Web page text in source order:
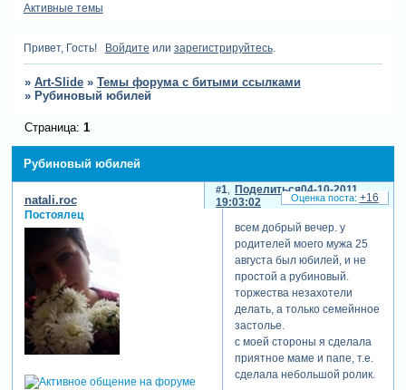
Активные темы
Привет, Гость! Войдите или зарегистрируйтесь.
» Art-Slide » Темы форума с битыми ссылками
» Рубиновый юбилей
Рубиновый юбилей
Страница: 1
Поделиться
1
04-10-2011
19:03:02
natali.roc
Постоялец
всем добрый вечер. у
родителей моего мужа 25
августа был юбилей, и не
простой а рубиновый.
торжества незахотели
делать, а только семейнное
застолье.
с моей стороны я сделала
приятное маме и папе, т.е.
сделала небольшой ролик.
+16